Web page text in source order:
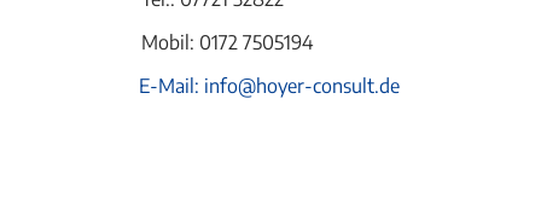
Mobil: 0172 7505194
E-Mail: info@hoyer-consult.de